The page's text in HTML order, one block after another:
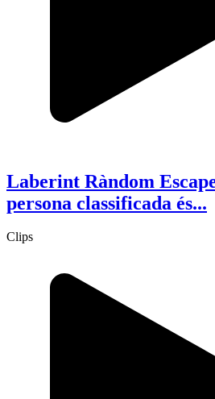
Laberint Ràndom
persona classificada és...
Clips